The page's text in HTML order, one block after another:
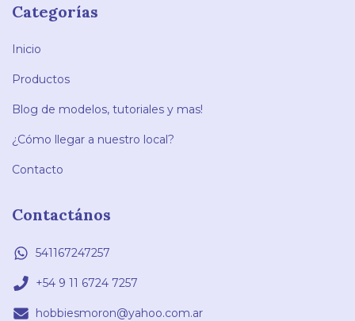
Categorías
Inicio
Productos
Blog de modelos, tutoriales y mas!
¿Cómo llegar a nuestro local?
Contacto
Contactános
541167247257
+54 9 11 6724 7257
hobbiesmoron@yahoo.com.ar